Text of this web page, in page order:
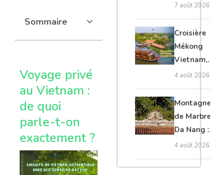
Sommaire
Voyage privé
au Vietnam :
de quoi
parle-t-on
exactement ?
Thaïlande :
voyage
authentique
7 août 2026
Croisière
Mékong
Vietnam,
Cambodge
et Laos :
guide
complet
4 août 2026
Montagnes
de Marbre à
Da Nang :
que voir et
comment
organiser sa
4 août 2026